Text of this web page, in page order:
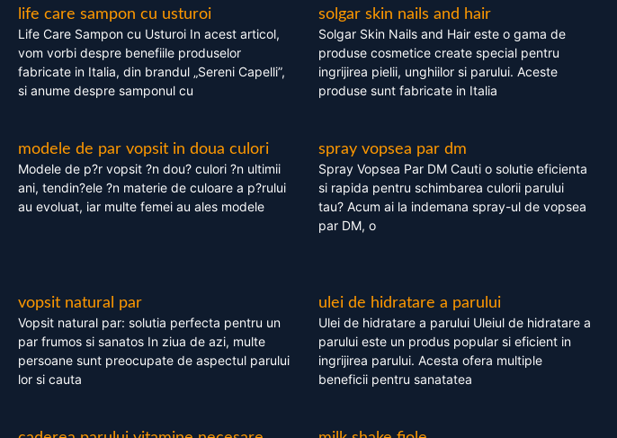
life care sampon cu usturoi
Life Care Sampon cu Usturoi In acest articol,
vom vorbi despre benefiile produselor
fabricate in Italia, din brandul „Sereni Capelli”,
si anume despre samponul cu
solgar skin nails and hair
Solgar Skin Nails and Hair este o gama de
produse cosmetice create special pentru
ingrijirea pielii, unghiilor si parului. Aceste
produse sunt fabricate in Italia
modele de par vopsit in doua culori
Modele de p?r vopsit ?n dou? culori ?n ultimii
ani, tendin?ele ?n materie de culoare a p?rului
au evoluat, iar multe femei au ales modele
spray vopsea par dm
Spray Vopsea Par DM Cauti o solutie eficienta
si rapida pentru schimbarea culorii parului
tau? Acum ai la indemana spray-ul de vopsea
par DM, o
vopsit natural par
Vopsit natural par: solutia perfecta pentru un
par frumos si sanatos In ziua de azi, multe
persoane sunt preocupate de aspectul parului
lor si cauta
ulei de hidratare a parului
Ulei de hidratare a parului Uleiul de hidratare a
parului este un produs popular si eficient in
ingrijirea parului. Acesta ofera multiple
beneficii pentru sanatatea